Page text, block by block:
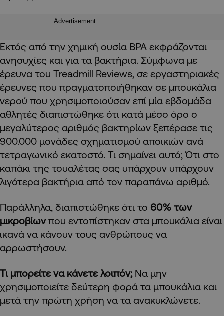
Advertisement
Εκτός από την χημική ουσία BPA εκφράζονται
ανησυχίες και για τα βακτήρια. Σύμφωνα με
έρευνα του Treadmill Reviews, σε εργαστηριακές
έρευνες που πραγματοποιήθηκαν σε μπουκάλια
νερού που χρησιμοποιούσαν επί μία εβδομάδα
αθλητές διαπιστώθηκε ότι κατά μέσο όρο ο
μεγαλύτερος αριθμός βακτηρίων ξεπέρασε τις
900.000 μονάδες σχηματισμού αποικιών ανά
τετραγωνικό εκατοστό. Τι σημαίνει αυτό; Ότι στο
καπάκι της τουαλέτας σας υπάρχουν υπάρχουν
λιγότερα βακτήρια από τον παραπάνω αριθμό.
Παράλληλα, διαπιστώθηκε ότι το 60% των
μικροβίωνπου εντοπίστηκαν στα μπουκάλια είναι
ικανά να κάνουν τους ανθρώπους να
αρρωστήσουν.
Τι μπορείτε να κάνετε λοιπόν; Να μην
χρησιμοποιείτε δεύτερη φορά τα μπουκάλια και
μετά την πρώτη χρήση να τα ανακυκλώνετε.